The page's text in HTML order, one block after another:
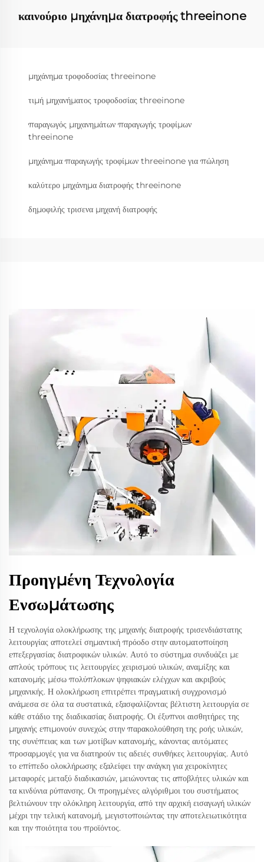
καινούριο μηχάνημα διατροφής threeinone
μηχάνημα τροφοδοσίας threeinone
τιμή μηχανήματος τροφοδοσίας threeinone
παραγωγός μηχανημάτων παραγωγής τροφίμων
threeinone
μηχάνημα παραγωγής τροφίμων threeinone για πώληση
καλύτερο μηχάνημα διατροφής threeinone
δημοφιλής τρισενα μηχανή διατροφής
Προηγμένη Τεχνολογία
Ενσωμάτωσης
Η τεχνολογία ολοκλήρωσης της μηχανής διατροφής τρισενδιάστατης
λειτουργίας αποτελεί σημαντική πρόοδο στην αυτοματοποίηση
επεξεργασίας διατροφικών υλικών. Αυτό το σύστημα συνδυάζει με
απλούς τρόπους τις λειτουργίες χειρισμού υλικών, αναμίξης και
κατανομής μέσω πολύπλοκων ψηφιακών ελέγχων και ακριβούς
μηχανικής. Η ολοκλήρωση επιτρέπει πραγματική συγχρονισμό
ανάμεσα σε όλα τα συστατικά, εξασφαλίζοντας βέλτιστη λειτουργία σε
κάθε στάδιο της διαδικασίας διατροφής. Οι έξυπνοι αισθητήρες της
μηχανής επιμονούν συνεχώς στην παρακολούθηση της ροής υλικών,
της συνέπειας και των μοτίβων κατανομής, κάνοντας αυτόματες
προσαρμογές για να διατηρούν τις αδειές συνθήκες λειτουργίας. Αυτό
το επίπεδο ολοκλήρωσης εξαλείφει την ανάγκη για χειροκίνητες
μεταφορές μεταξύ διαδικασιών, μειώνοντας τις αποβλήτες υλικών και
τα κινδύνια ρύπανσης. Οι προηγμένες αλγόριθμοι του συστήματος
βελτιώνουν την ολόκληρη λειτουργία, από την αρχική εισαγωγή υλικών
μέχρι την τελική κατανομή, μεγιστοποιώντας την αποτελειωτικότητα
και την ποιότητα του προϊόντος.